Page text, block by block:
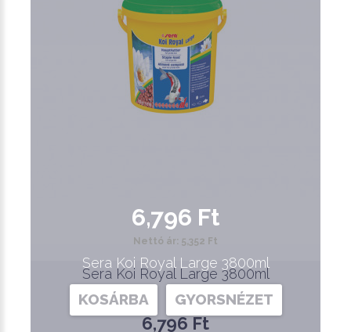
Sera Koi Royal Large 3800ml
6,796 Ft
6,796 Ft
Nettó ár: 5,352 Ft
Sera Koi Royal Large 3800ml
KOSÁRBA GYORSNÉZET